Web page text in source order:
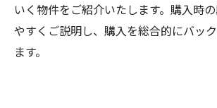
いく物件をご紹介いたします。購入時
やすくご説明し、購入を総合的にバッ
ます。